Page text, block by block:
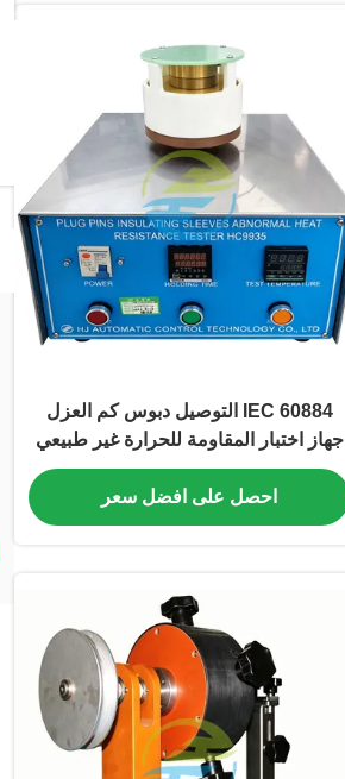
IEC 60884 التوصيل دبوس كم العزل
جهاز اختبار المقاومة للحرارة غير طبيعي
لاختبار الامتثال مقبس التوصيل
احصل على افضل سعر